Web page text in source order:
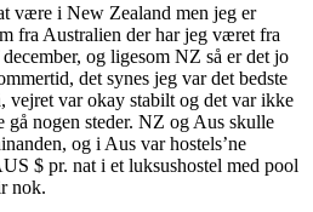
være i New Zealand men jeg er
fra Australien der har jeg været fra
og ligesom NZ så er det jo
det synes jeg var det bedste
vejret var okay stabilt og det var ikke
gå nogen steder. NZ og Aus skulle
og i Aus var hostels’ne
$ pr. nat i et luksushostel med pool
nok.